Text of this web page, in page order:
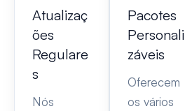
Atualizaç
ões
Regulare
s
Nós
Pacotes
Personali
záveis
Oferecem
os vários